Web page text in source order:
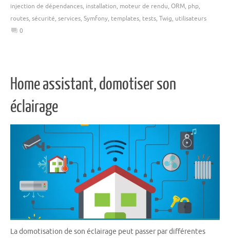
injection de dépendances, installation, moteur de rendu, ORM, php,
routes, sécurité, services, Symfony, templates, tests, Twig, utilisateurs
0
Home assistant, domotiser son
éclairage
La domotisation de son éclairage peut passer par différentes